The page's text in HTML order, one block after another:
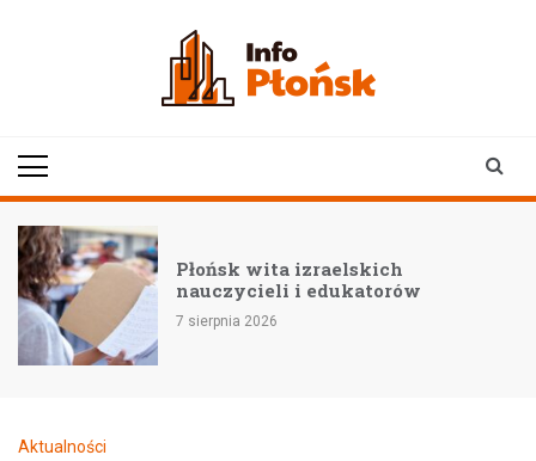
Płońsk wita izraelskich
nauczycieli i edukatorów
7 sierpnia 2026
Aktualności